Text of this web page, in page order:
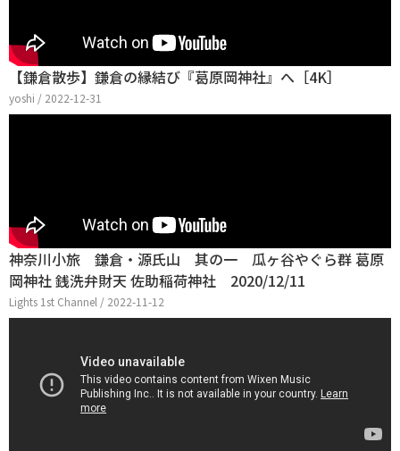
【鎌倉散歩】鎌倉の縁結び『葛原岡神社』へ［4K］
yoshi / 2022-12-31
神奈川小旅 鎌倉・源氏山 其の一 瓜ヶ谷やぐら群 葛原
岡神社 銭洗弁財天 佐助稲荷神社 2020/12/11
Lights 1st Channel / 2022-11-12